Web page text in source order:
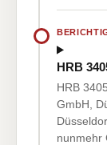
HRB
HRB
GmbH,
nunmehr